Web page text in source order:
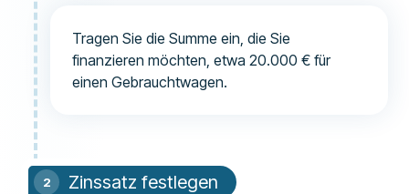
Tragen Sie die Summe ein, die Sie
finanzieren möchten, etwa 20.000 € für
einen Gebrauchtwagen.
Zinssatz festlegen